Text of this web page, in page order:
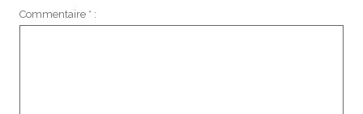
Commentaire * :